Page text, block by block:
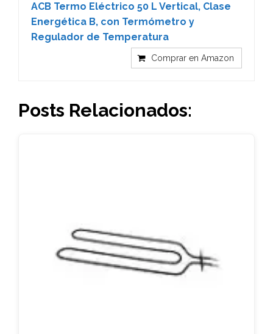
ACB Termo Eléctrico 50 L Vertical, Clase
Energética B, con Termómetro y
Regulador de Temperatura
Comprar en Amazon
Posts Relacionados: